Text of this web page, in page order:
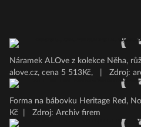
Náramek ALOve z kolekce Něha,
alove.cz, cena 5 513Kč,
Zdroj:
Forma na bábovku Heritage Red,
Kč
Zdroj: Archiv firem